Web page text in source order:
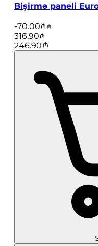
Bişirmə paneli
-70.00
316.90
246.90